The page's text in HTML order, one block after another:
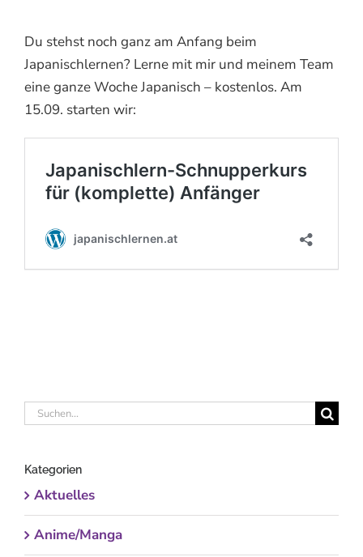
Du stehst noch ganz am Anfang beim
Japanischlernen? Lerne mit mir und meinem Team
eine ganze Woche Japanisch – kostenlos. Am
15.09. starten wir:
Suche
Kategorien
Aktuelles
Anime/Manga